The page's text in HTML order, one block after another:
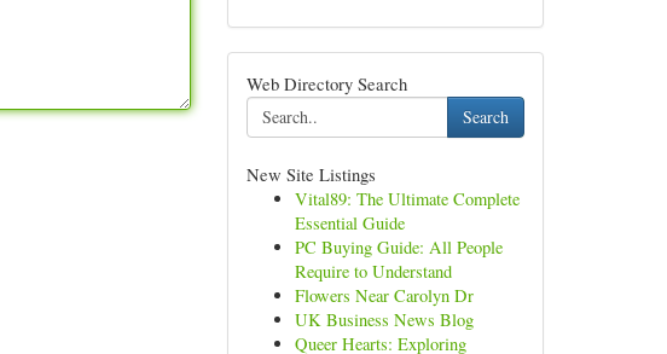
Web Directory Search
Search
New Site Listings
Vital89: The Ultimate Complete
Essential Guide
PC Buying Guide: All People
Require to Understand
Flowers Near Carolyn Dr
UK Business News Blog
Queer Hearts: Exploring